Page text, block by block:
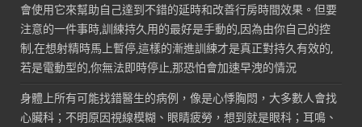
會使用它來幫助自己達到不錯的延時和改善行房時間效果。但要
注意的一件事時,訓練持久用的最好是手動的,因為由你自己的控
制,在想射精時馬上暫停,這樣的漸進訓練才是真正對持久有效的,
若是電動型的,你無法即時停止,那恐怕會加速早洩的情況
身體上所有可能找錯醫生的病例，像是心悸胸悶，大多數人會找
心臟科；不明原因視線模糊、眼睛疲勞，想到就是眼科；耳鳴、